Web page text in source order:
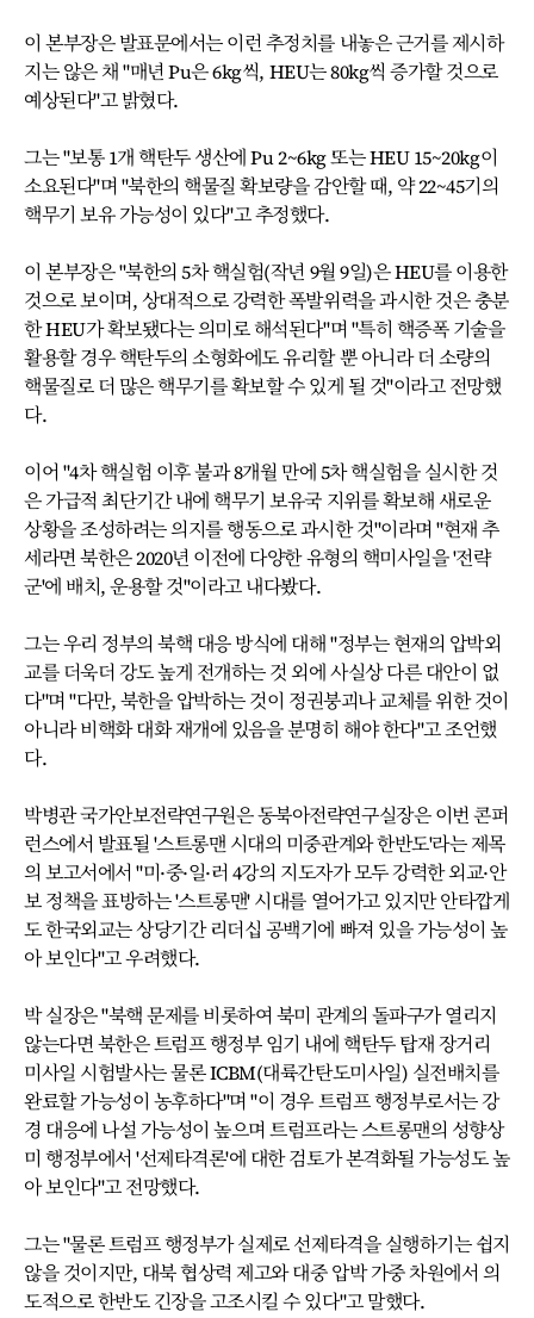
이 본부장은 발표문에서는 이런 추정치를 내놓은 근거를 제시하
지는 않은 채 "매년 Pu은 6kg씩, HEU는 80kg씩 증가할 것으로
예상된다"고 밝혔다.
그는 "보통 1개 핵탄두 생산에 Pu 2~6kg 또는 HEU 15~20kg이
소요된다"며 "북한의 핵물질 확보량을 감안할 때, 약 22~45기의
핵무기 보유 가능성이 있다"고 추정했다.
이 본부장은 "북한의 5차 핵실험(작년 9월 9일)은 HEU를 이용한
것으로 보이며, 상대적으로 강력한 폭발위력을 과시한 것은 충분
한 HEU가 확보됐다는 의미로 해석된다"며 "특히 핵증폭 기술을
활용할 경우 핵탄두의 소형화에도 유리할 뿐 아니라 더 소량의
핵물질로 더 많은 핵무기를 확보할 수 있게 될 것"이라고 전망했
다.
이어 "4차 핵실험 이후 불과 8개월 만에 5차 핵실험을 실시한 것
은 가급적 최단기간 내에 핵무기 보유국 지위를 확보해 새로운
상황을 조성하려는 의지를 행동으로 과시한 것"이라며 "현재 추
세라면 북한은 2020년 이전에 다양한 유형의 핵미사일을 '전략
군'에 배치, 운용할 것"이라고 내다봤다.
그는 우리 정부의 북핵 대응 방식에 대해 "정부는 현재의 압박외
교를 더욱더 강도 높게 전개하는 것 외에 사실상 다른 대안이 없
다"며 "다만, 북한을 압박하는 것이 정권붕괴나 교체를 위한 것이
아니라 비핵화 대화 재개에 있음을 분명히 해야 한다"고 조언했
다.
박병관 국가안보전략연구원은 동북아전략연구실장은 이번 콘퍼
런스에서 발표될 '스트롱맨 시대의 미중관계와 한반도'라는 제목
의 보고서에서 "미·중·일·러 4강의 지도자가 모두 강력한 외교·안
보 정책을 표방하는 '스트롱맨' 시대를 열어가고 있지만 안타깝게
도 한국외교는 상당기간 리더십 공백기에 빠져 있을 가능성이 높
아 보인다"고 우려했다.
박 실장은 "북핵 문제를 비롯하여 북미 관계의 돌파구가 열리지
않는다면 북한은 트럼프 행정부 임기 내에 핵탄두 탑재 장거리
미사일 시험발사는 물론 ICBM(대륙간탄도미사일) 실전배치를
완료할 가능성이 농후하다"며 "이 경우 트럼프 행정부로서는 강
경 대응에 나설 가능성이 높으며 트럼프라는 스트롱맨의 성향상
미 행정부에서 '선제타격론'에 대한 검토가 본격화될 가능성도 높
아 보인다"고 전망했다.
그는 "물론 트럼프 행정부가 실제로 선제타격을 실행하기는 쉽지
않을 것이지만, 대북 협상력 제고와 대중 압박 가중 차원에서 의
도적으로 한반도 긴장을 고조시킬 수 있다"고 말했다.